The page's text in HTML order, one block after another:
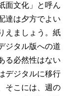
面文化」と呼ん
達は夕方でよい
えましょう。紙
ジタル版への道
る必然性はない
デジタルに移行
そこには、週の